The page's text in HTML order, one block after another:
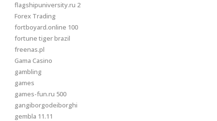
flagshipuniversity.ru 2
Forex Trading
fortboyard.online 100
fortune tiger brazil
freenas.pl
Gama Casino
gambling
games
games-fun.ru 500
gangiborgodeiborghi
gembla 11.11